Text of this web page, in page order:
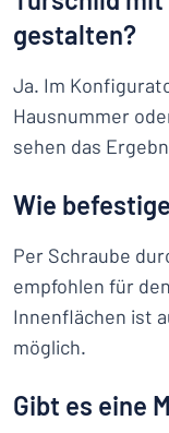
gestalten?
Ja. Im
Hausnummer
sehen das
Wie
Per Schraube
empfohlen für
Innenflächen ist
möglich.
Gibt es eine